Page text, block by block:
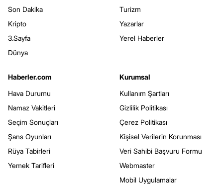
Son Dakika
Kripto
3.Sayfa
Dünya
Turizm
Yazarlar
Yerel Haberler
Haberler.com
Hava Durumu
Namaz Vakitleri
Seçim Sonuçları
Şans Oyunları
Rüya Tabirleri
Yemek Tarifleri
Kurumsal
Kullanım Şartları
Gizlilik Politikası
Çerez Politikası
Kişisel Verilerin Korunması
Veri Sahibi Başvuru Formu
Webmaster
Mobil Uygulamalar